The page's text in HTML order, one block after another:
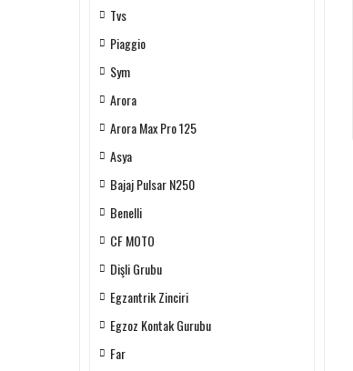
Tvs
Piaggio
Sym
Arora
Arora Max Pro 125
Asya
Bajaj Pulsar N250
Benelli
CF MOTO
Dişli Grubu
Egzantrik Zinciri
Egzoz Kontak Gurubu
Far